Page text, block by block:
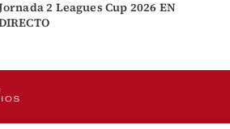
2 Leagues Cup 2026 EN